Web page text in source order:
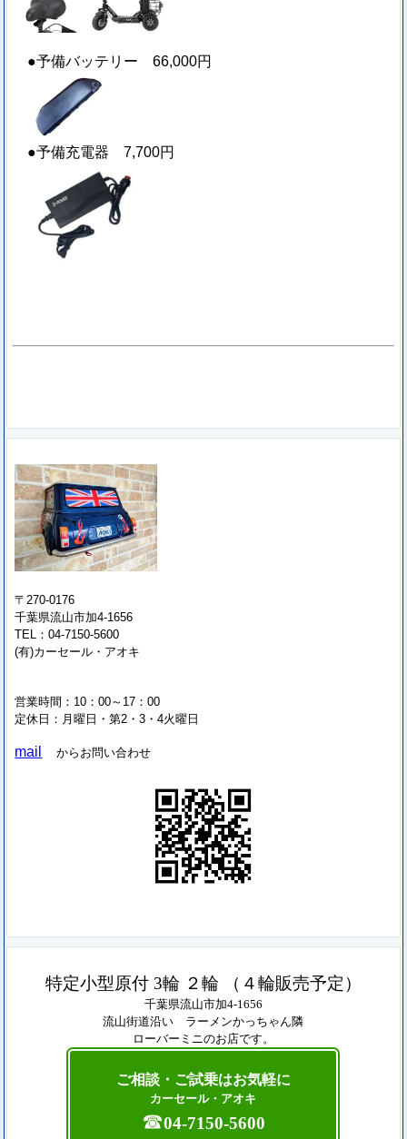
●予備バッテリー 66,000円
●予備充電器 7,700円
〒270-0176
千葉県流山市加4-1656
TEL：04-7150-5600
(有)カーセール・アオキ
営業時間：10：00～17：00
定休日：月曜日・第2・3・4火曜日
mail からお問い合わせ
特定小型原付 3輪 ２輪 （４輪販売予定）
千葉県流山市加4-1656
流山街道沿い ラーメンかっちゃん隣
ローバーミニのお店です。
ご相談・ご試乗はお気軽に
カーセール・アオキ
☎04-7150-5600